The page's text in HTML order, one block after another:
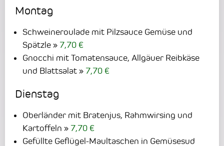
Montag
Schweineroulade mit Pilzsauce Gemüse und
Spätzle
7,70 €
Gnocchi mit Tomatensauce, Allgäuer Reibkäse
und Blattsalat
7,70 €
Dienstag
Oberländer mit Bratenjus, Rahmwirsing und
Kartoffeln
7,70 €
Gefüllte Geflügel-Maultaschen in Gemüsesud